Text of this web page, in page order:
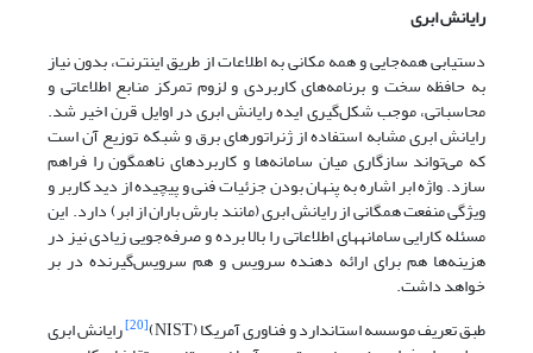
رایانش ابری
دستیابی همه‌جایی و همه مکانی به اطلاعات از طریق اینترنت، بدون نیاز
به حافظه سخت و برنامه‌های کاربردی و لزوم تمرکز منابع اطلاعاتی و
محاسباتی، موجب شکل‌گیری ایده رایانش ابری در اوایل قرن اخیر شد.
رایانش ابری مشابه استفاده از ژنراتورهای برق و شبکه توزیع آن است
که می‌تواند سازگاری میان سامانه‌ها و کاربردهای ناهمگون را فراهم
سازد. واژه ابر اشاره به پنهان بودن جزئیات فنی و پیچیده از دید کاربر و
ویژگی منفعت همگانی از رایانش ابری (مانند بارش باران از ابر) دارد. این
مسئله کارایی سامانه­های اطلاعاتی را بالا برده و صرفه‌جویی زیادی نیز در
هزینه‌ها هم برای ارائه دهنده سرویس و هم سرویس‌گیرنده در بر
خواهد داشت.
طبق تعریف موسسه استاندارد و فناوری آمریکا (NIST)
[20] رایانش ابری